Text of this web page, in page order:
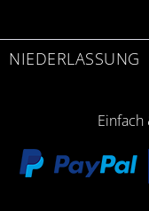
NIEDERLASSUNG